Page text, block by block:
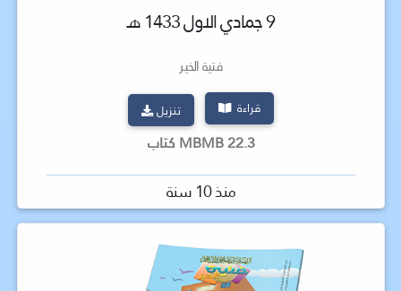
9 جمادي الاول 1433 هـ
فتية الخير
قراءة تنزيل
22.3 MBMB كتاب
منذ 10 سنة